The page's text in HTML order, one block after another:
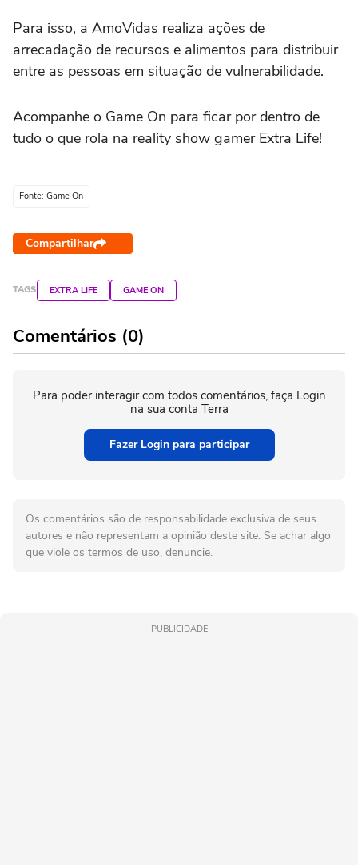
Para isso, a AmoVidas realiza ações de
arrecadação de recursos e alimentos para distribuir
entre as pessoas em situação de vulnerabilidade.
Acompanhe o Game On para ficar por dentro de
tudo o que rola na reality show gamer Extra Life!
Fonte: Game On
Compartilhar
TAGS EXTRA LIFE GAME ON
Comentários (0)
Para poder interagir com todos comentários, faça Login
na sua conta Terra
Fazer Login para participar
Os comentários são de responsabilidade exclusiva de seus
autores e não representam a opinião deste site. Se achar algo
que viole os termos de uso, denuncie.
PUBLICIDADE